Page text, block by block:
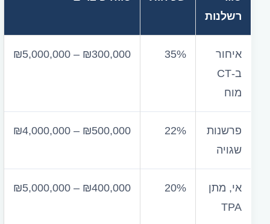
רשלנות
איחור
ב-CT
מוח
35%
₪5,000,000 – ₪300,000
פרשנות
שגויה
22%
₪4,000,000 – ₪500,000
אי, מתן
TPA
20%
₪5,000,000 – ₪400,000